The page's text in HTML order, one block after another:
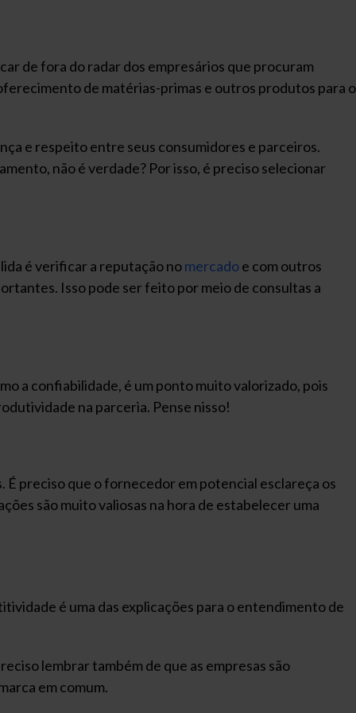
de fora do radar dos empresários que procuram
de matérias-primas e outros produtos para o
e respeito entre seus consumidores e parceiros.
não é verdade? Por isso, é preciso selecionar
é verificar a reputação nomercadoe com outros
Isso pode ser feito por meio de consultas a
a confiabilidade, é um ponto muito valorizado, pois
na parceria. Pense nisso!
preciso que o fornecedor em potencial esclareça os
são muito valiosas na hora de estabelecer uma
é uma das explicações para o entendimento de
lembrar também de que as empresas são
em comum.